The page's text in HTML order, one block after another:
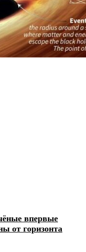
впервые
от горизонта